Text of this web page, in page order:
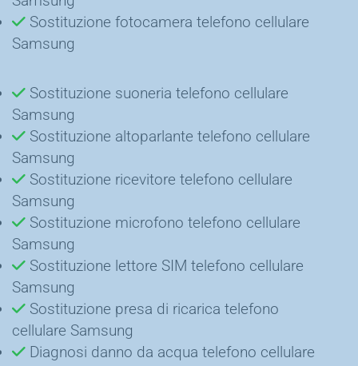
Sostituzione fotocamera telefono cellulare
Samsung
Sostituzione suoneria telefono cellulare
Samsung
Sostituzione altoparlante telefono cellulare
Samsung
Sostituzione ricevitore telefono cellulare
Samsung
Sostituzione microfono telefono cellulare
Samsung
Sostituzione lettore SIM telefono cellulare
Samsung
Sostituzione presa di ricarica telefono
cellulare Samsung
Diagnosi danno da acqua telefono cellulare